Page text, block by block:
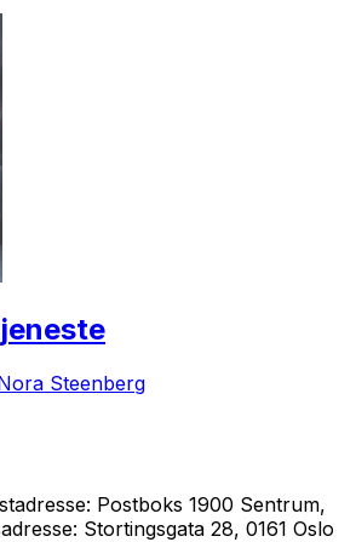
Steenberg
Postboks 1900 Sentrum,
Stortingsgata 28, 0161 Oslo